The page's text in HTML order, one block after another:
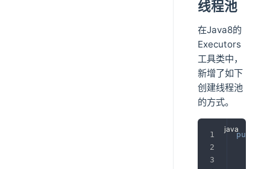
线程池
在Java8的
Executors
工具类中，
新增了如下
创建线程池
的方式。
public